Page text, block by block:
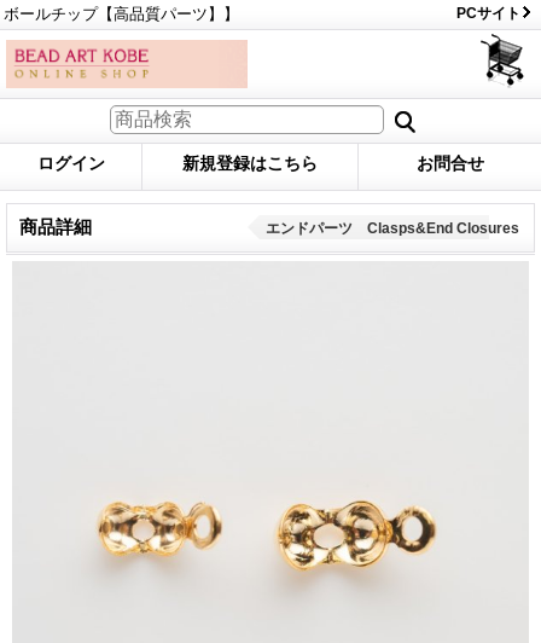
ボールチップ【高品質パーツ】】 PCサイト
ログイン 新規登録はこちら お問合せ
商品詳細 エンドパーツ Clasps&End Closures